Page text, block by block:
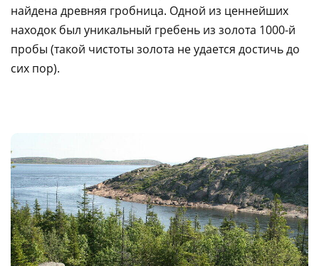
найдена древняя гробница. Одной из ценнейших
находок был уникальный гребень из золота 1000-й
пробы (такой чистоты золота не удается достичь до
сих пор).